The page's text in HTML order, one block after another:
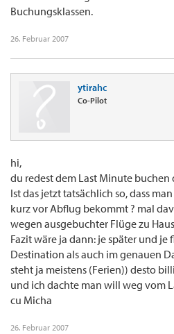
Buchungsklassen.
26. Februar 2007
ytirahc
Co-Pilot
hi,
du redest dem Last Minute buchen
Ist das jetzt tatsächlich so, dass
kurz vor Abflug bekommt ? mal
wegen ausgebuchter Flüge zu
Fazit wäre ja dann: je später und
Destination als auch im genauen
steht ja meistens (Ferien)) desto
und ich dachte man will weg vom
cu Micha
26. Februar 2007